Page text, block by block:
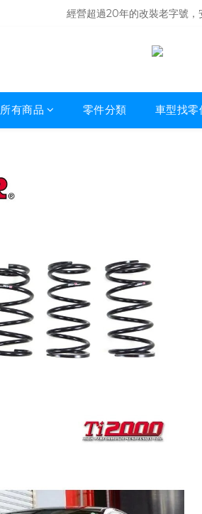
商品庫存變動快速，難免庫存不同步，建
經營超過20年的改裝老字號，
所有商品 零件分類 車型找零